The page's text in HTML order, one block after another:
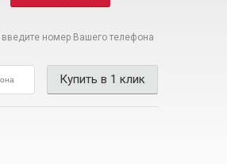
введите номер Вашего телефона